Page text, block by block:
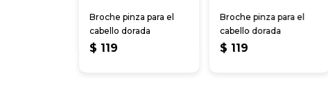
Broche pinza para el
cabello dorada
$ 119
Broche pinza para el
cabello dorada
$ 119